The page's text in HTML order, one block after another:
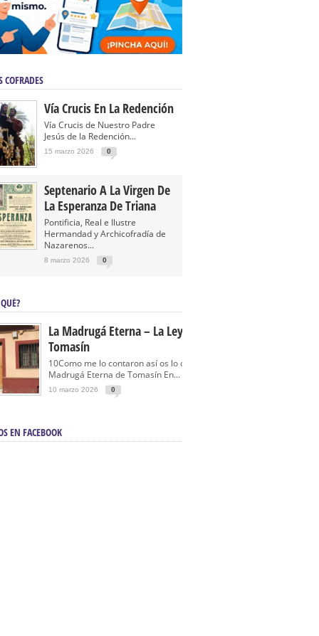
COFRADES
Vía Crucis En La Redención
Vía Crucis de Nuestro Padre
Jesús de la Redención...
15 marzo 2026 0
Septenario A La Virgen De
La Esperanza De Triana
Pontificia, Real e Ilustre
Hermandad y Archicofradía de
Nazarenos...
8 marzo 2026 0
La Madrugá Eterna – La Leyenda De
Tomasín
10Como me lo contaron así os lo cuento… La
Madrugá Eterna de Tomasín En...
10 marzo 2026 0
EN FACEBOOK